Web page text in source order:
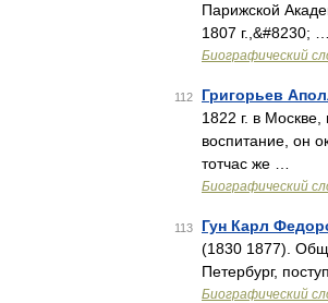
Парижской
1807 г.,&#8230; …
Биографический
112 Григорьев
1822 г. в
воспитание, он
тотчас же …
Биографический
113 Гун Карл
(1830 1877).
Петербург,
Биографический